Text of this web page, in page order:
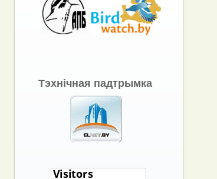
Тэхнічная падтрымка